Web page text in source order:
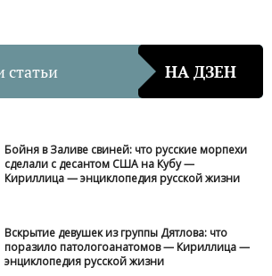
статьи НА ДЗЕН
Бойня в Заливе свиней: что русские морпехи
сделали с десантом США на Кубу —
Кириллица — энциклопедия русской жизни
Вскрытие девушек из группы Дятлова: что
поразило патологоанатомов — Кириллица —
энциклопедия русской жизни